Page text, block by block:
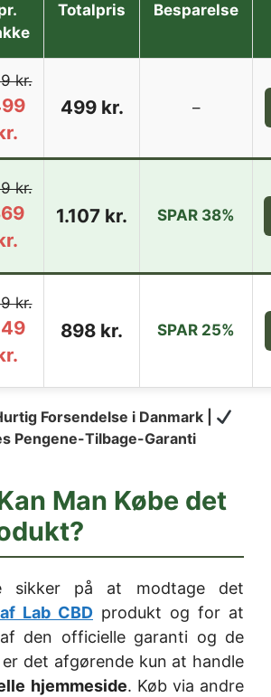
Totalpris Besparelse
kr.
499 kr. –
kr.
1.107 kr. SPAR 38%
kr.
898 kr. SPAR 25%
Forsendelse i Danmark |
Pengene-Tilbage-Garanti
Man Købe det
på at modtage det
Lab CBD produkt og for at
den officielle garanti og de
det afgørende kun at handle
hjemmeside. Køb via andre